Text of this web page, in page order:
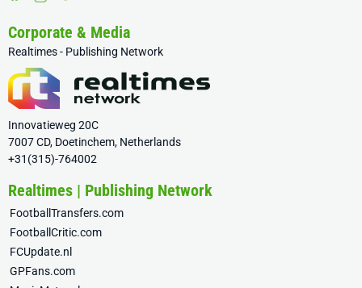
Corporate & Media
Realtimes - Publishing Network
Innovatieweg 20C
7007 CD, Doetinchem, Netherlands
+31(315)-764002
Realtimes | Publishing Network
FootballTransfers.com
FootballCritic.com
FCUpdate.nl
GPFans.com